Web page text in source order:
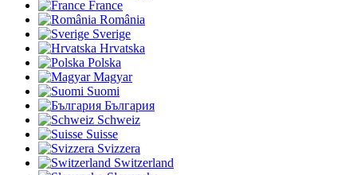
France
România
Sverige
Hrvatska
Polska
Magyar
Suomi
България
Schweiz
Suisse
Svizzera
Switzerland